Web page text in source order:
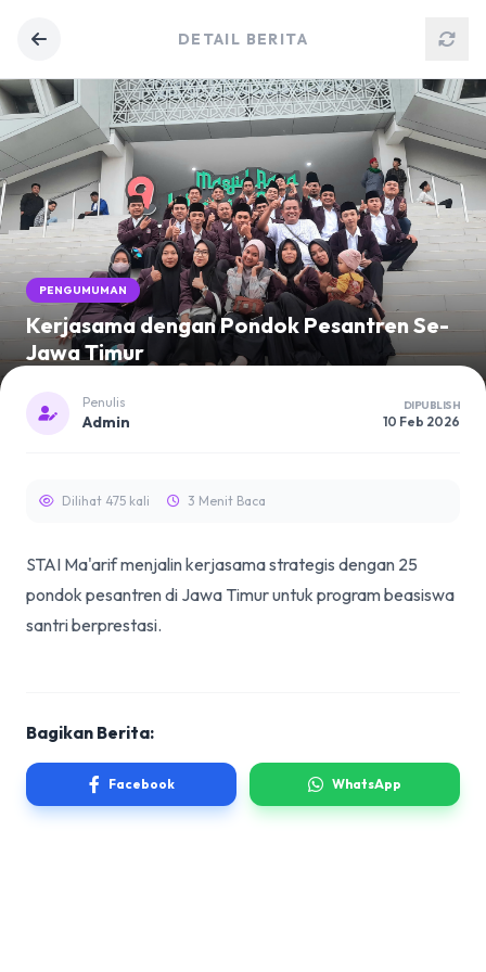
DETAIL BERITA
PENGUMUMAN
Kerjasama dengan Pondok Pesantren Se-
Jawa Timur
Penulis
Admin
DIPUBLISH
10 Feb 2026
Dilihat 475 kali 3 Menit Baca
STAI Ma'arif menjalin kerjasama strategis dengan 25
pondok pesantren di Jawa Timur untuk program beasiswa
santri berprestasi.
Bagikan Berita:
Facebook WhatsApp